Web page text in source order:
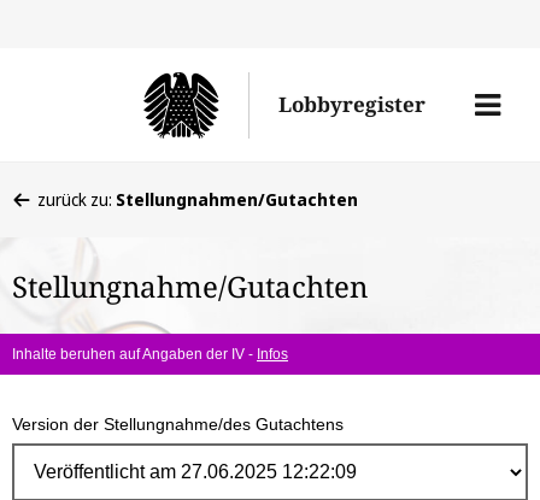
Lobbyregister
Menü
befinden
hier:
zurück zu: Stellungnahmen/Gutachten
Stellungnahme/Gutachten
Inhalte beruhen auf Angaben der IV - Infos
Version der Stellungnahme/des Gutachtens